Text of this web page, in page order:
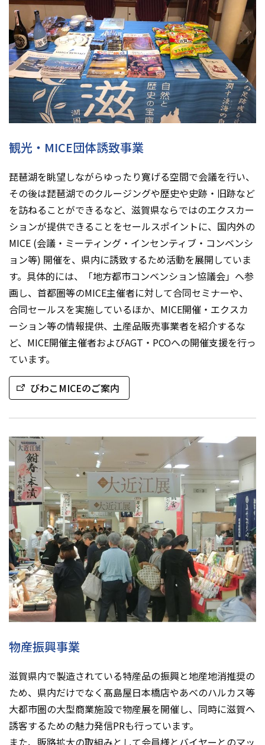
観光・MICE団体誘致事業
琵琶湖を眺望しながらゆったり寛げる空間で会議を行い、
その後は琵琶湖でのクルージングや歴史や史跡・旧跡など
を訪ねることができるなど、滋賀県ならではのエクスカー
ションが提供できることをセールスポイントに、国内外の
MICE (会議・ミーティング・インセンティブ・コンベンシ
ョン等) 開催を、県内に誘致するため活動を展開していま
す。具体的には、「地方都市コンベンション協議会」へ参
画し、首都圏等のMICE主催者に対して合同セミナーや、
合同セールスを実施しているほか、MICE開催・エクスカ
ーション等の情報提供、土産品販売事業者を紹介するな
ど、MICE開催主催者およびAGT・PCOへの開催支援を行っ
ています。
びわこMICEのご案内
物産振興事業
滋賀県内で製造されている特産品の振興と地産地消推奨の
ため、県内だけでなく髙島屋日本橋店やあべのハルカス等
大都市圏の大型商業施設で物産展を開催し、同時に滋賀へ
誘客するための魅力発信PRも行っています。
また、販路拡大の取組みとして会員様とバイヤーとのマッ